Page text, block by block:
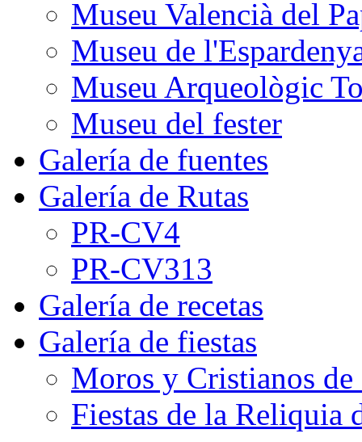
Museu Valencià del
Museu de
Museu Arqueològic
Museu del fester
Galería de fuentes
Galería de Rutas
PR-CV4
PR-CV313
Galería de recetas
Galería de fiestas
Moros y Cristianos de
Fiestas de la Reliquia